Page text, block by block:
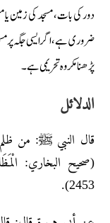
دور کی بات، مسجد کی زمین یا
ضروری ہے، اگر ایسی جگہ پر
پڑھنا مکروہ تحریمی ہے۔
الدلائل
قال النبي ﷺ: من
(صحيح البخاري:
2453).